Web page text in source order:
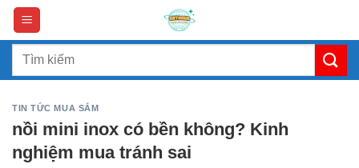
Skip
content
Search
TIN TỨC MUA SẮM
nồi mini inox có bền không? Kinh
nghiệm mua tránh sai